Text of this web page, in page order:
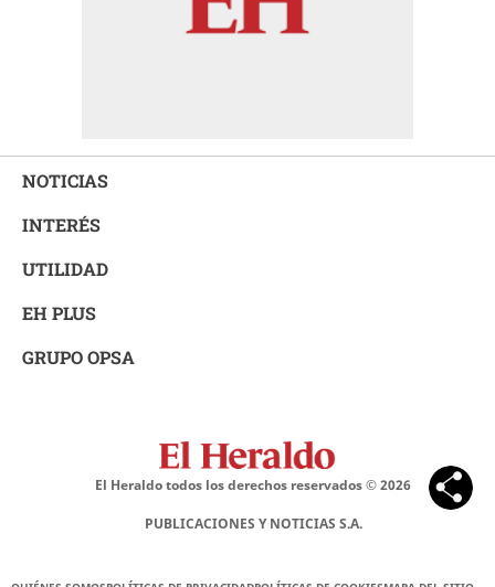
NOTICIAS
INTERÉS
UTILIDAD
EH PLUS
GRUPO OPSA
El Heraldo todos los derechos reservados ©2026
PUBLICACIONES Y NOTICIAS S.A.